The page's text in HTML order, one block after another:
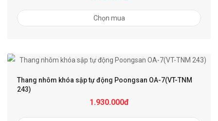
Chọn mua
Thang nhôm khóa sập tự động Poongsan OA-7(VT-TNM
243)
1.930.000đ